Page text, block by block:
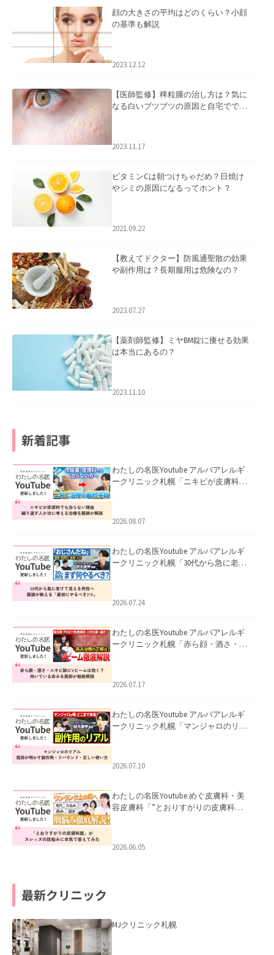
顔の大きさの平均はどのくらい？小顔
の基準も解説
2023.12.12
【医師監修】稗粒腫の治し方は？気に
なる白いブツブツの原因と自宅ででき
2023.11.17
ビタミンCは朝つけちゃだめ？日焼け
やシミの原因になるってホント？
2021.09.22
【教えてドクター】防風通聖散の効果
や副作用は？長期服用は危険なの？
2023.07.27
【薬剤師監修】ミヤBM錠に痩せる効果
は本当にあるの？
2023.11.10
新着記事
わたしの名医Youtube アルバアレルギ
ークリニック札幌「ニキビが皮膚科で
ました。
2026.08.07
わたしの名医Youtube アルバアレルギ
ークリニック札幌「30代から急に老け
た。
2026.07.24
わたしの名医Youtube アルバアレルギ
ークリニック札幌「赤ら顔・酒さ・ニ
2026.07.17
わたしの名医Youtube アルバアレルギ
ークリニック札幌「マンジャロのリア
た。
2026.07.10
わたしの名医Youtube めぐ皮膚科・美
容皮膚科「”とおりすがりの皮膚科
2026.06.05
最新クリニック
MJクリニック札幌